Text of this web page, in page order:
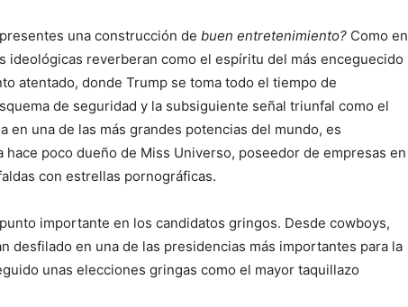
una construcción de buen entretenimiento? Como en
ideológicas reverberan como el espíritu del más enceguecido
atentado, donde Trump se toma todo el tiempo de
de seguridad y la subsiguiente señal triunfal como el
en una de las más grandes potencias del mundo, es
poco dueño de Miss Universo, poseedor de empresas en
con estrellas pornográficas.
importante en los candidatos gringos. Desde cowboys,
desfilado en una de las presidencias más importantes para la
unas elecciones gringas como el mayor taquillazo